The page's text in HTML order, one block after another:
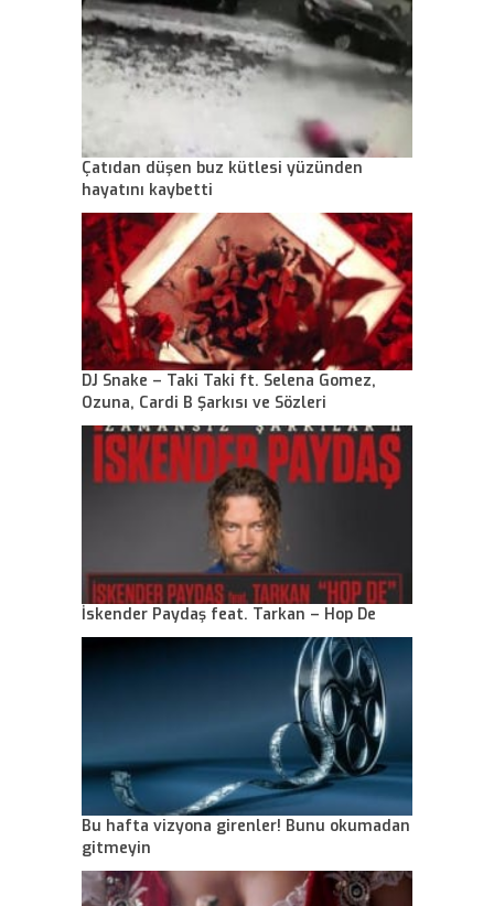
Çatıdan düşen buz kütlesi yüzünden
hayatını kaybetti
DJ Snake – Taki Taki ft. Selena Gomez,
Ozuna, Cardi B Şarkısı ve Sözleri
İskender Paydaş feat. Tarkan – Hop De
Bu hafta vizyona girenler! Bunu okumadan
gitmeyin